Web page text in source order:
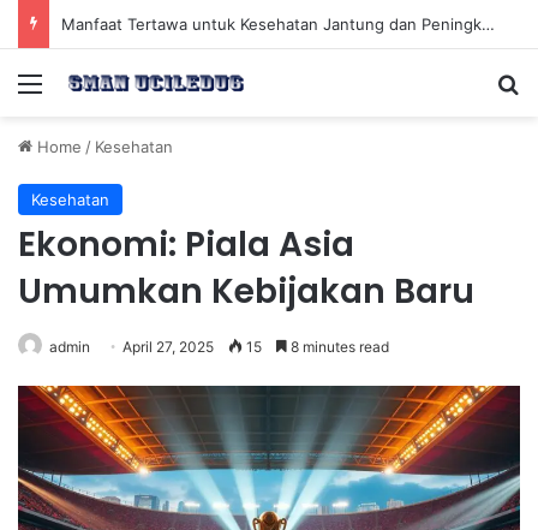
Manfaat Tertawa untuk Kesehatan Jantung dan Peningkatan Ketenangan Mental
Menu
Home / Kesehatan
Kesehatan
Ekonomi: Piala Asia
Umumkan Kebijakan Baru
admin April 27, 2025 15 8 minutes read